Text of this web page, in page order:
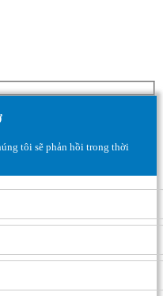
tôi sẽ phản hồi trong thời